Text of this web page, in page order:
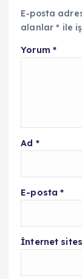
E-posta
alanlar* ile
Yorum *
Ad *
E-posta*
İnternet